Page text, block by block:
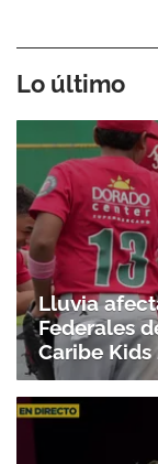
Lo último
Lluvia
Federales
Caribe Kids